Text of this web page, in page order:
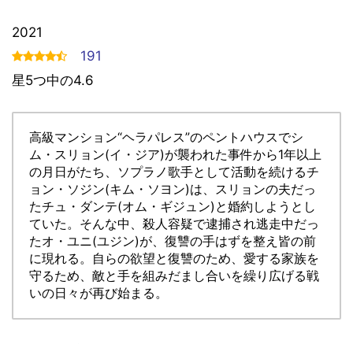
2021
191
星5つ中の4.6
高級マンション“ヘラパレス”のペントハウスでシ
ム・スリョン(イ・ジア)が襲われた事件から1年以上
の月日がたち、ソプラノ歌手として活動を続けるチ
ョン・ソジン(キム・ソヨン)は、スリョンの夫だっ
たチュ・ダンテ(オム・ギジュン)と婚約しようとし
ていた。そんな中、殺人容疑で逮捕され逃走中だっ
たオ・ユニ(ユジン)が、復讐の手はずを整え皆の前
に現れる。自らの欲望と復讐のため、愛する家族を
守るため、敵と手を組みだまし合いを繰り広げる戦
いの日々が再び始まる。